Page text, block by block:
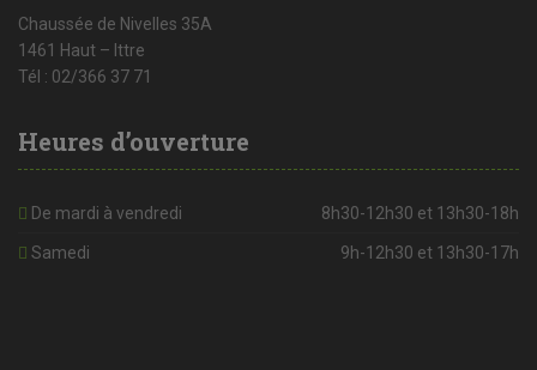
Chaussée de Nivelles 35A
1461 Haut – Ittre
Tél : 02/366 37 71
Heures d’ouverture
De mardi à vendredi 8h30-12h30 et 13h30-18h
Samedi 9h-12h30 et 13h30-17h